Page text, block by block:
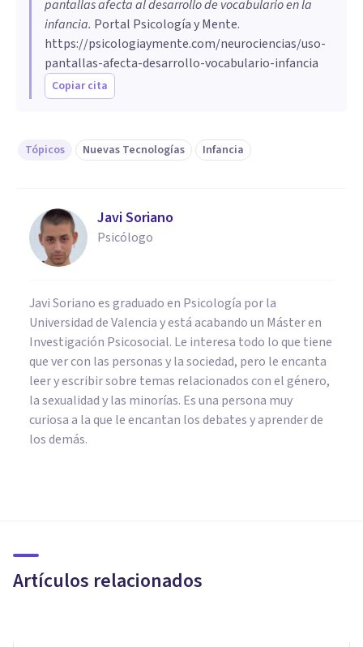
pantallas afecta al desarrollo de vocabulario en la
infancia. Portal Psicología y Mente.
https://psicologiaymente.com/neurociencias/uso-
pantallas-afecta-desarrollo-vocabulario-infancia
Copiar cita
Tópicos Nuevas Tecnologías Infancia
Javi Soriano
Psicólogo
Javi Soriano es graduado en Psicología por la
Universidad de Valencia y está acabando un Máster en
Investigación Psicosocial. Le interesa todo lo que tiene
que ver con las personas y la sociedad, pero le encanta
leer y escribir sobre temas relacionados con el género,
la sexualidad y las minorías. Es una persona muy
curiosa a la que le encantan los debates y aprender de
los demás.
Artículos relacionados
conocer